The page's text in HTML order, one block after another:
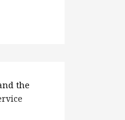
the